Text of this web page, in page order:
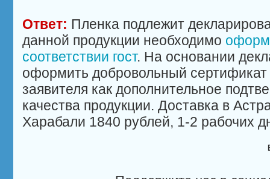
Ответ: Пленка подлежит
данной продукции необходимо
соответствии гост. На основании
оформить добровольный
заявителя как дополнительное
качества продукции. Доставка в
Харабали 1840 рублей, 1-2 рабочих